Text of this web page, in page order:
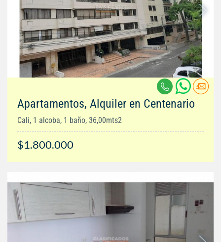
Apartamentos, Alquiler en Centenario
Cali, 1 alcoba, 1 baño, 36,00mts2
$1.800.000